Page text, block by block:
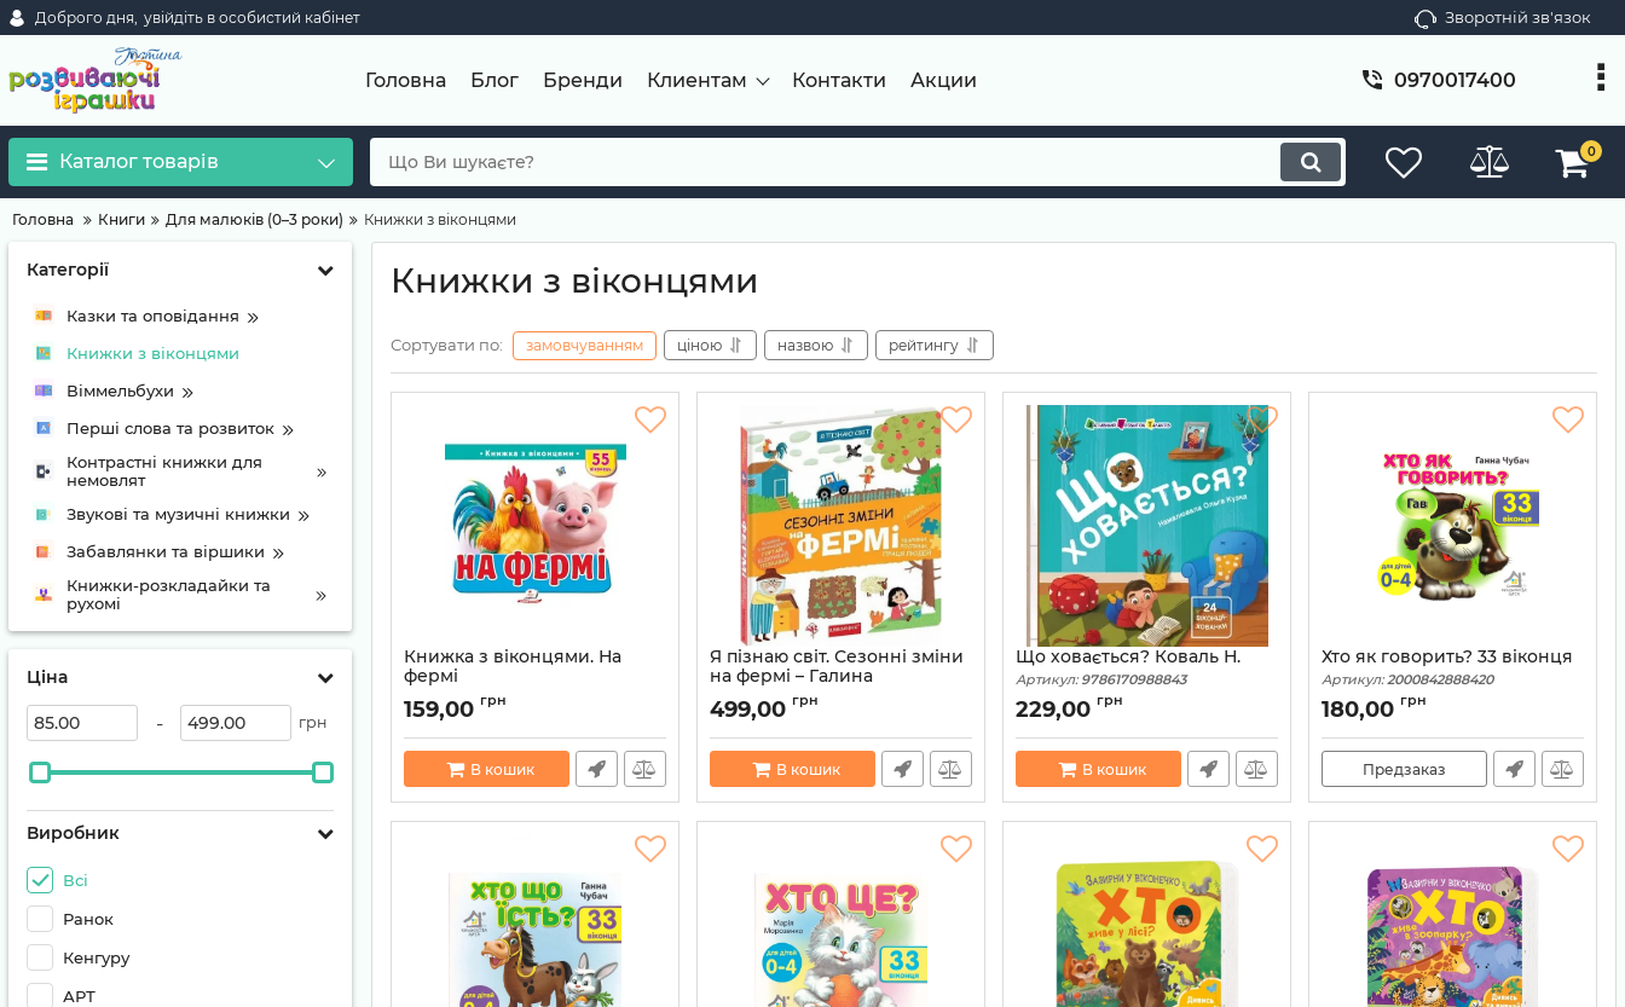
Доброго дня, увійдіть в особистий кабінет Зворотній зв'язок
Головна Блог Бренди Клиентам Контакти Акции 0970017400
Каталог товарів 0
Головна Книги Для малюків (0–3 роки) Книжки з віконцями
Категорії
Казки та оповідання
Книжки з віконцями
Віммельбухи
Перші слова та розвиток
Контрастні книжки для
немовлят
Звукові та музичні книжки
Забавлянки та віршики
Книжки-розкладайки та
рухомі
Ціна
- грн
Виробник
Всі
Ранок
Кенгуру
АРТ
Книжки з віконцями
Сортувати по: замовчуванням ціною назвою рейтингу
Книжка з віконцями. На
фермі
Артикул: 9786178638917
159,00 грн
В кошик
Я пізнаю світ. Сезонні зміни
на фермі – Галина
Дерипаско
Артикул: 9789664298329
499,00 грн
В кошик
Що ховається? Коваль Н.
Артикул: 9786170988843
229,00 грн
В кошик
Хто як говорить? 33 віконця
Артикул: 2000842888420
180,00 грн
Предзаказ